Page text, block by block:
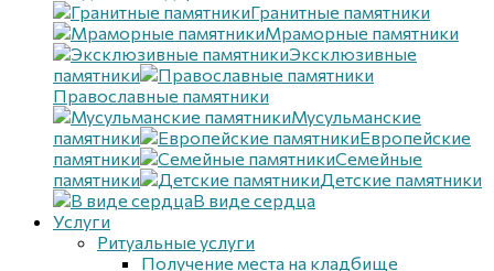
Гранитные памятники
Мраморные памятники
Эксклюзивные
памятники
Православные памятники
Мусульманские
памятники
Европейские
памятники
Семейные
памятники
Детские памятники
В виде сердца
Услуги
Ритуальные услуги
Получение места на кладбище